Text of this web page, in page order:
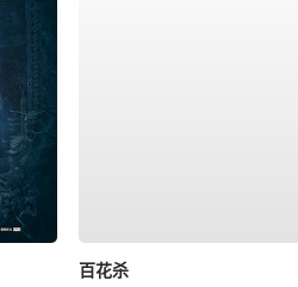
百花杀